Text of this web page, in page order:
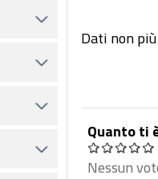
Dati non
Quanto ti
Nessun